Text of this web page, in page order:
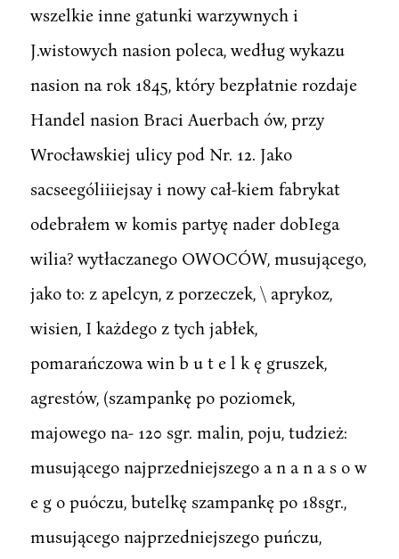
wszelkie inne gatunki warzywnych i
J.wistowych nasion poleca, według wykazu
nasion na rok 1845, który bezpłatnie rozdaje
Handel nasion Braci Auerbach ów, przy
Wrocławskiej ulicy pod Nr. 12. Jako
sacseególiiiejsay i nowy cał-kiem fabrykat
odebrałem w komis partyę nader dobIega
wilia? wytłaczanego OWOCÓW, musującego,
jako to: z apelcyn, z porzeczek, \ aprykoz,
wisien, I każdego z tych jabłek,
pomarańczowa win b u t e l k ę gruszek,
agrestów, (szampankę po poziomek,
majowego na- 120 sgr. malin, poju, tudzież:
musującego najprzedniejszego a n a n a s o w
e g o puóczu, butelkę szampankę po 18sgr.,
musującego najprzedniejszego puńczu,